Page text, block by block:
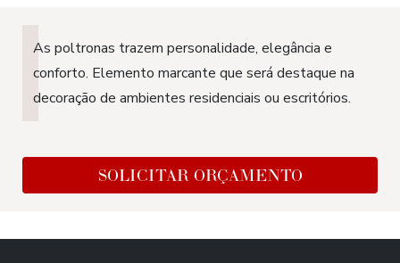
As poltronas trazem personalidade, elegância e
conforto. Elemento marcante que será destaque na
decoração de ambientes residenciais ou escritórios.
SOLICITAR ORÇAMENTO